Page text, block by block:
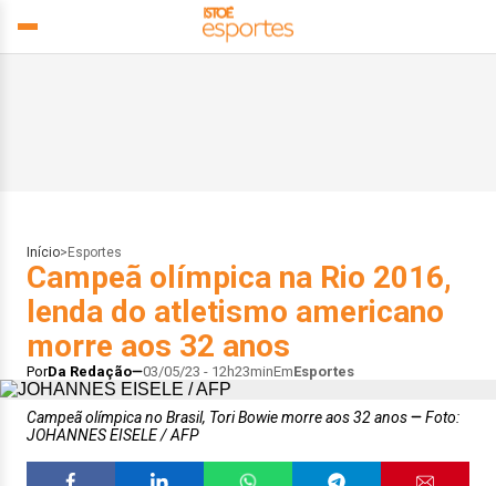
Início> Esportes
Campeã olímpica na Rio 2016,
lenda do atletismo americano
morre aos 32 anos
PorDa Redação 03/05/23 - 12h23minEmEsportes
Campeã olímpica no Brasil, Tori Bowie morre aos 32 anos
Foto:
JOHANNES EISELE / AFP